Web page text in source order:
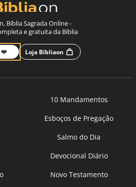
Bíblia Sagrada Online -
e gratuita da Bíblia
❤️ Loja Bíbliaon
10 Mandamentos
Esboços de Pregação
Salmo do Dia
Devocional Diário
Novo Testamento